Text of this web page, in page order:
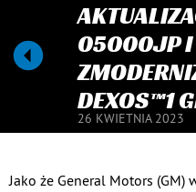
05000JP
DEXOS™1
26 KWIETNIA 2023
Jako że General Motors (GM)